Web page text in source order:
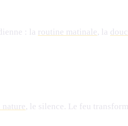
: la routine matinale, la
nature, le silence. Le feu